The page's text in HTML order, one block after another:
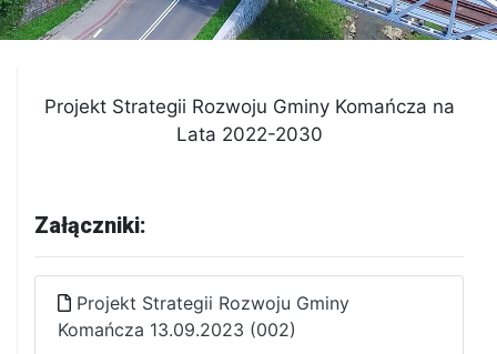
Projekt Strategii Rozwoju Gminy Komańcza na
Lata 2022-2030
Załączniki:
Projekt Strategii Rozwoju Gminy
Komańcza 13.09.2023 (002)